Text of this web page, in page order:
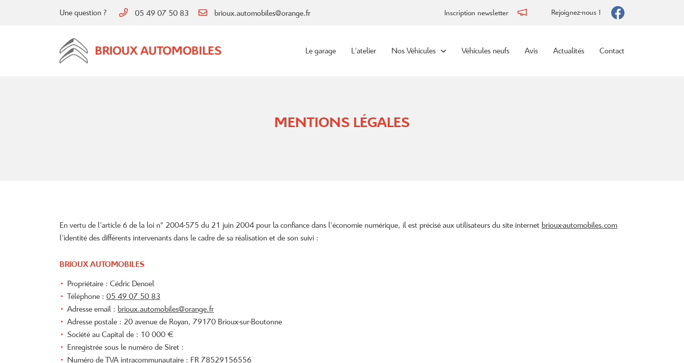
Une question ? 05 49 07 50 83 Inscription newsletter Rejoignez-nous !
Le garage L’atelier Nos Véhicules Véhicules neufs Avis Actualités Contact
79170 Brioux-sur-Boutonne
05 49 07 50 83
En cochant cette case, vous consentez à recevoir nos propositions commerciales à l'adresse email
indiqué ci-dessus. Vous pouvez vous désinscrire à tout moment en utilisant
le formulaire de
désinscription.
INSCRIPTION
MENTIONS LÉGALES
En vertu de l'article 6 de la loi n° 2004-575 du 21 juin 2004 pour la confiance dans l'économie numérique, il est précisé aux utilisateurs du site internet brioux-automobiles.com
l'identité des différents intervenants dans le cadre de sa réalisation et de son suivi :
BRIOUX AUTOMOBILES
Propriétaire : Cédric Denoel
Téléphone : 05 49 07 50 83
Adresse email :
Adresse postale : 20 avenue de Royan, 79170 Brioux-sur-Boutonne
Société au Capital de : 10 000 €
Enregistrée sous le numéro de Siret :
Numéro de TVA intracommunautaire : FR 78529156556